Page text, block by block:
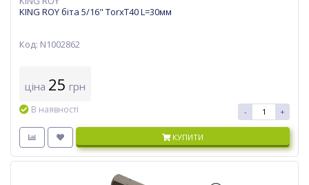
KING ROY біта 5/16" TorxT40 L=30мм
Код: N1002862
ціна 25 грн
В наявності - +
КУПИТИ